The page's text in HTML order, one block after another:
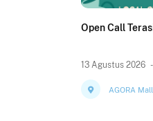
Open Call
13 Agustus 2026 -
AGORA Mall